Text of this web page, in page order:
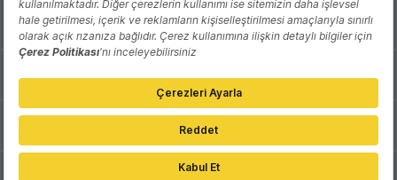
Hakkında Yazarlar
Katkıda Bulun Reklam